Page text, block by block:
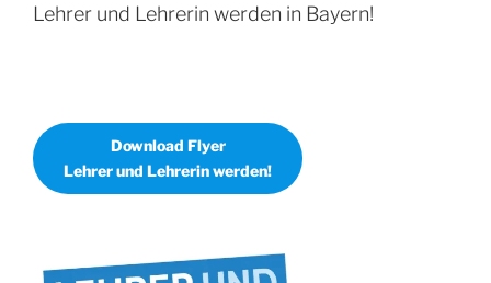
Lehrer und Lehrerin werden in Bayern!
Download Flyer
Lehrer und Lehrerin werden!